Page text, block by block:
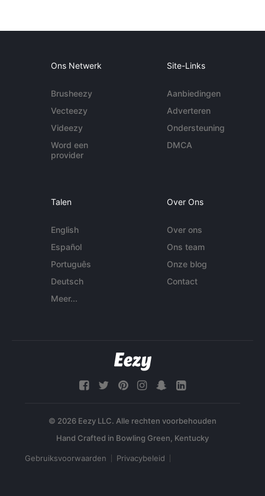
Ons Netwerk
Brusheezy
Vecteezy
Videezy
Word een
provider
Site-Links
Aanbiedingen
Adverteren
Ondersteuning
DMCA
Talen
English
Español
Português
Deutsch
Meer...
Over Ons
Over ons
Ons team
Onze blog
Contact
© 2026 Eezy LLC. Alle rechten voorbehouden
Gebruiksvoorwaarden Privacybeleid